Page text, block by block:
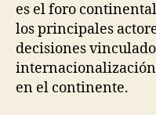
es el foro
los principales
decisiones
en el continente.